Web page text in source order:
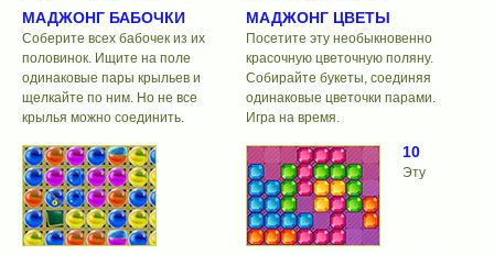
МАДЖОНГ БАБОЧКИ
Соберите всех бабочек из их
половинок. Ищите на поле
одинаковые пары крыльев и
щелкайте по ним. Но не все
крылья можно соединить.
МАДЖОНГ ЦВЕТЫ
Посетите эту необыкновенно
красочную цветочную поляну.
Собирайте букеты, соединяя
одинаковые цветочки парами.
Игра на время.
10
Эту